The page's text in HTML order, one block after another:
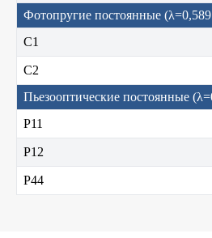
Фотопругие постоянные
C1
C2
Пьезооптические постоянные
P11
P12
P44